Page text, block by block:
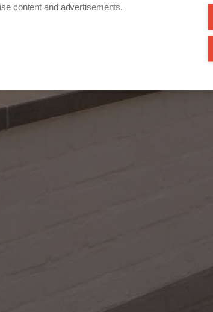
content and advertisements.